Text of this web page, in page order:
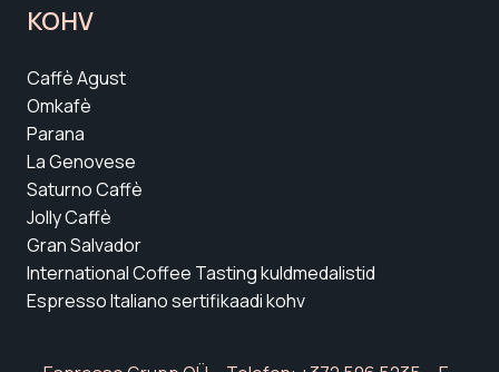
Caffè Agust
Parana
La Genovese
Saturno Caffè
Jolly Caffè
Gran Salvador
International Coffee Tasting kuldmedalistid
Espresso Italiano sertifikaadi kohv